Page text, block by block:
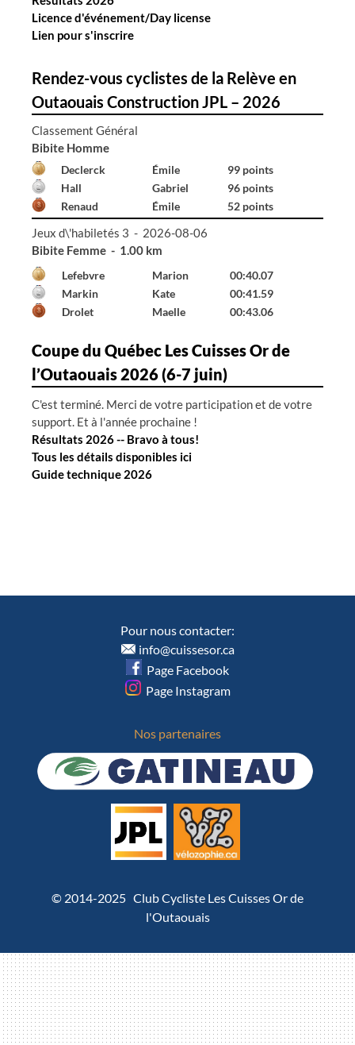
e
s
Licence d'événement/Day license
Lien pour s'inscrire
Rendez-vous cyclistes de la Relève en
Outaouais Construction JPL – 2026
Classement Général
Bibite Homme
Declerck Émile
99 points
Hall
Gabriel
96 points
Renaud
Émile 52 points
Jeux d\'habiletés 3 - 2026-08-06
Bibite Homme - 1.00 km
Declerck Émile
00:41.65
Hall
Gabriel
01:24.87
---
--- 99:99.00
Coupe du Québec Les Cuisses Or de
l’Outaouais 2026 (6-7 juin)
C'est terminé. Merci de votre participation et de votre
support. Et à l'année prochaine !
Résultats 2026 -- Bravo à tous!
Tous les détails disponibles ici
Guide technique 2026
Nos partenaires
© 2014-2025 Club Cycliste Les Cuisses Or de
l'Outaouais
Pour nous contacter:
info@cuissesor.ca
Page Facebook
Page Instagram